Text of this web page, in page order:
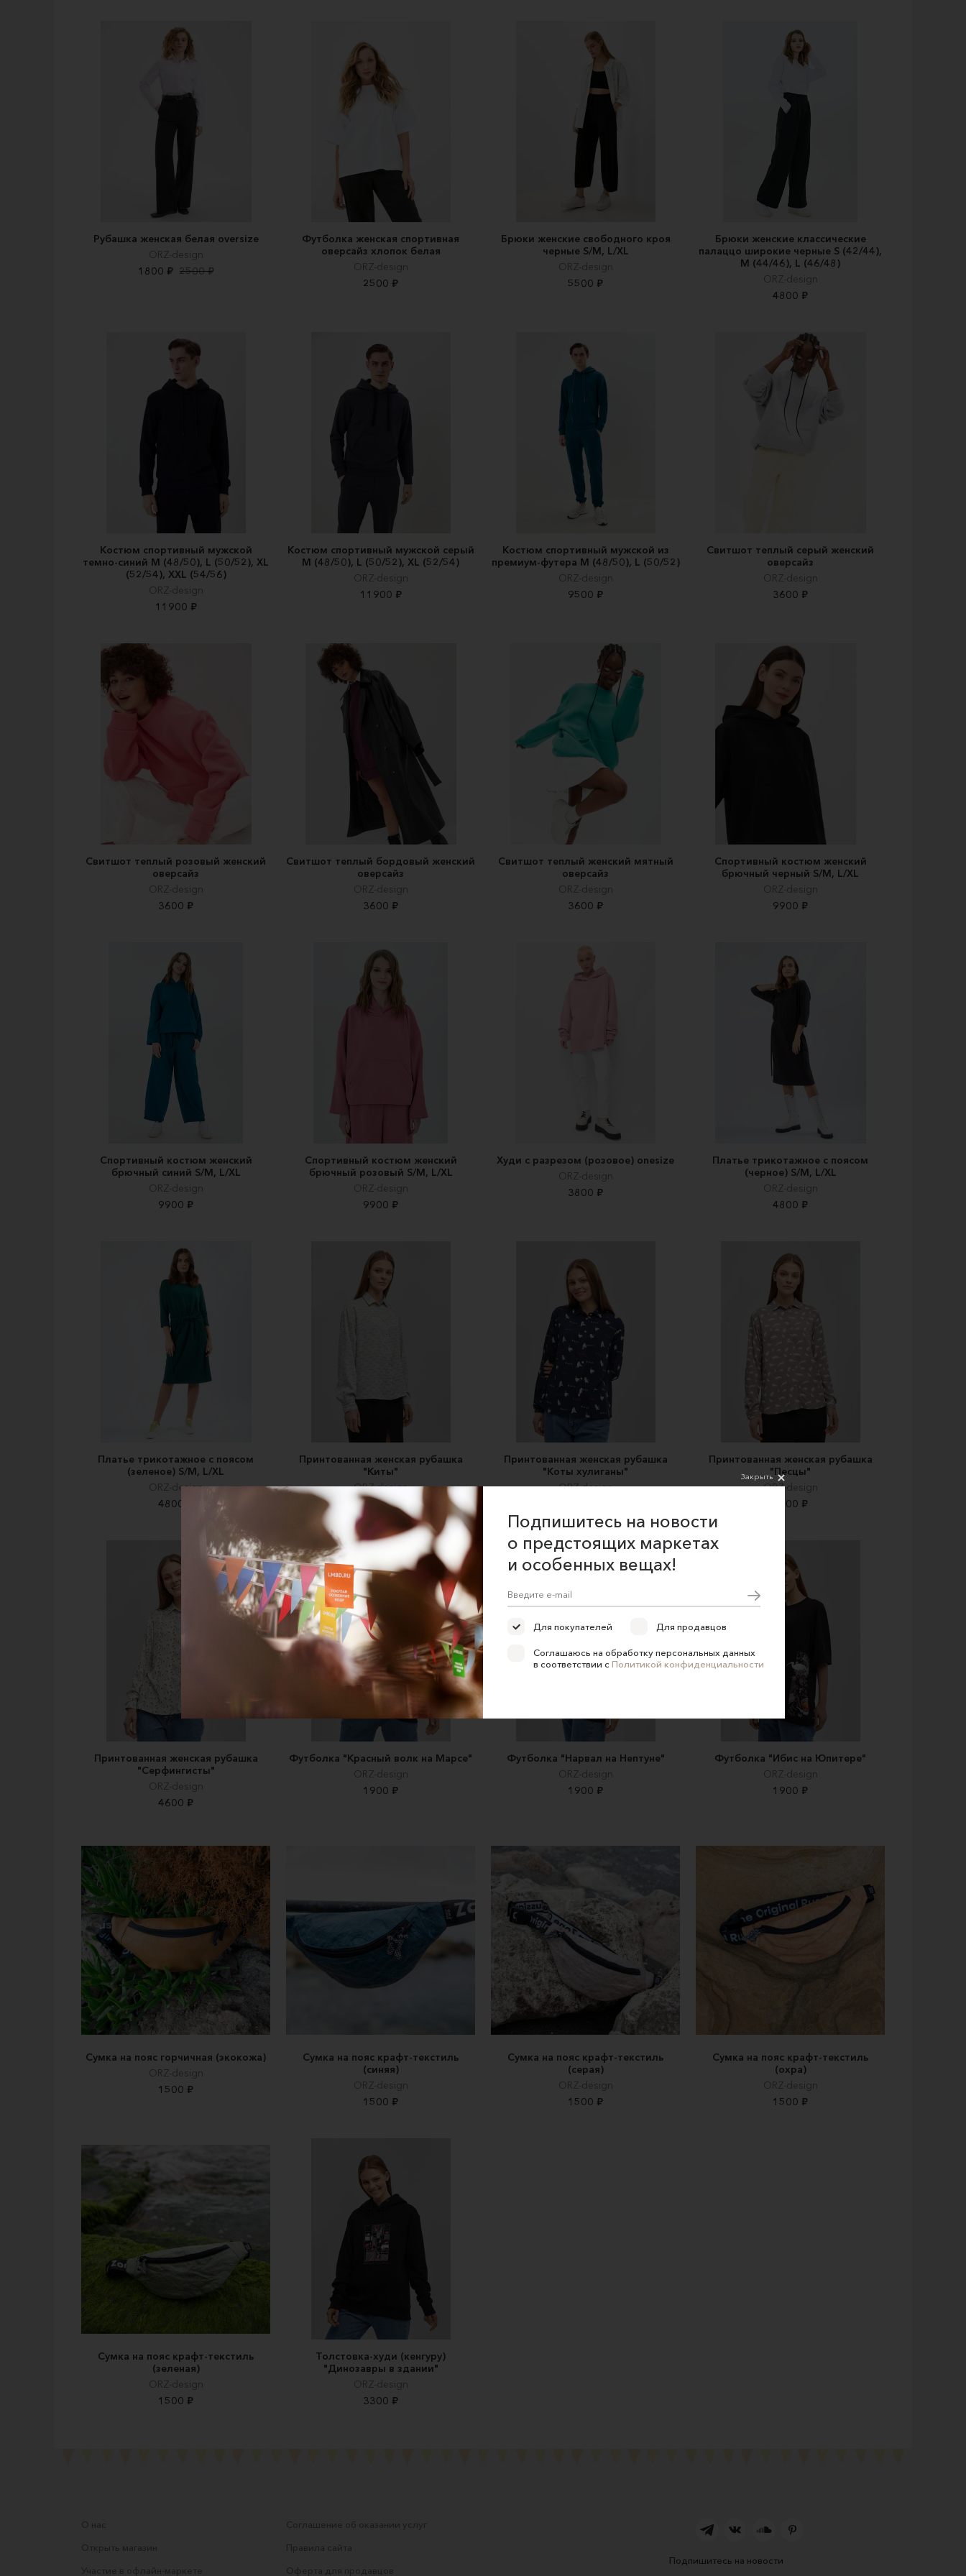
Рубашка женская белая oversize
ORZ-design
1800 ₽ 2500 ₽
Футболка женская спортивная
оверсайз хлопок белая
ORZ-design
2500 ₽
Брюки женские свободного кроя
черные S/M, L/XL
ORZ-design
5500 ₽
Брюки женские классические
палаццо широкие черные S (42/44),
M (44/46), L (46/48)
ORZ-design
4800 ₽
Костюм спортивный мужской
темно-синий M (48/50), L (50/52), XL
(52/54), XXL (54/56)
ORZ-design
11900 ₽
Костюм спортивный мужской серый
M (48/50), L (50/52), XL (52/54)
ORZ-design
11900 ₽
Костюм спортивный мужской из
премиум-футера M (48/50), L (50/52)
ORZ-design
9500 ₽
Свитшот теплый серый женский
оверсайз
ORZ-design
3600 ₽
Свитшот теплый розовый женский
оверсайз
ORZ-design
3600 ₽
Свитшот теплый бордовый женский
оверсайз
ORZ-design
3600 ₽
Свитшот теплый женский мятный
оверсайз
ORZ-design
3600 ₽
Спортивный костюм женский
брючный черный S/M, L/XL
ORZ-design
9900 ₽
Спортивный костюм женский
брючный синий S/M, L/XL
ORZ-design
9900 ₽
Спортивный костюм женский
брючный розовый S/M, L/XL
ORZ-design
9900 ₽
Худи с разрезом (розовое) onesize
ORZ-design
3800 ₽
Платье трикотажное с поясом
(черное) S/M, L/XL
ORZ-design
4800 ₽
Платье трикотажное с поясом
(зеленое) S/M, L/XL
ORZ-design
4800 ₽
Принтованная женская рубашка
"Киты"
ORZ-design
4600 ₽
Принтованная женская рубашка
"Коты хулиганы"
ORZ-design
Принтованная женская рубашка
"Песцы"
ORZ-design
4600 ₽
Принтованная женская рубашка
"Серфингисты"
ORZ-design
4600 ₽
Футболка "Красный волк на Марсе"
ORZ-design
1900 ₽
Футболка "Нарвал на Нептуне"
ORZ-design
1900 ₽
Футболка "Ибис на Юпитере"
ORZ-design
1900 ₽
Сумка на пояс горчичная (экокожа)
ORZ-design
1500 ₽
Сумка на пояс крафт-текстиль
(синяя)
ORZ-design
1500 ₽
Сумка на пояс крафт-текстиль
(серая)
ORZ-design
1500 ₽
Сумка на пояс крафт-текстиль
(охра)
ORZ-design
1500 ₽
Сумка на пояс крафт-текстиль
(зеленая)
ORZ-design
1500 ₽
Толстовка-худи (кенгуру)
"Динозавры в здании"
ORZ-design
3300 ₽
О нас
Открыть магазин
Участие в офлайн-маркете
Соглашение об оказании услуг
Правила сайта
Оферта для продавцов
Подпишитесь на новости
Закрыть
Подпишитесь на новости
о предстоящих маркетах
и особенных вещах!
Для покупателей Для продавцов
Соглашаюсь на обработку персональных данных
в соответствии с Политикой конфиденциальности